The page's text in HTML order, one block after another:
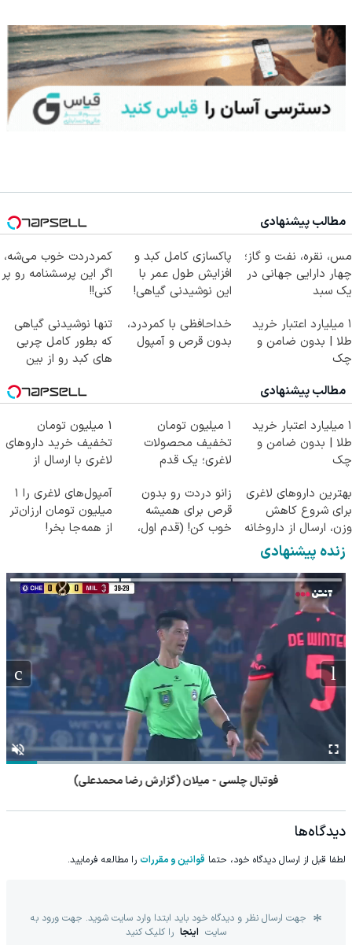
مطالب پیشنهادی
مس، نقره، نفت و گاز؛
چهار دارایی جهانی در
یک سبد
پاکسازی کامل کبد و
افزایش طول عمر با
این نوشیدنی گیاهی!
کمردردت خوب می‌شه،
اگر این پرسشنامه رو پر
کنی!!
۱ میلیارد اعتبار خرید
طلا | بدون ضامن و
چک
خداحافظی با کمردرد،
بدون قرص و آمپول
تنها نوشیدنی گیاهی
که بطور کامل چربی
های کبد رو از بین
مطالب پیشنهادی
۱ میلیارد اعتبار خرید
طلا | بدون ضامن و
چک
۱ میلیون تومان
تخفیف محصولات
لاغری؛ یک قدم
کاهش وزن
1 میلیون تومان
تخفیف خرید داروهای
لاغری با ارسال از
بهترین داروهای لاغری
برای شروع کاهش
وزن، ارسال از داروخانه
های نزدیکت!
زانو دردت رو بدون
قرص برای همیشه
خوب کن! (قدم اول،
آمپول‌های لاغری را ۱
میلیون تومان ارزان‌تر
از همه‌جا بخر!
زنده پیشنهادی
فوتبال چلسی - میلان (گزارش رضا محمدعلی)
دیدگاه‌ها
لطفا قبل از ارسال دیدگاه خود، حتما قوانین و مقررات را مطالعه فرمایید.
جهت ارسال نظر و دیدگاه خود باید ابتدا وارد سایت شوید. جهت ورود به
سایت اینجا را کلیک کنید